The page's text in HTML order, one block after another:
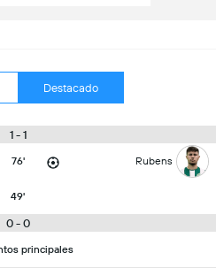
Destacado
1 - 1
76' Rubens
49'
0 - 0
principales